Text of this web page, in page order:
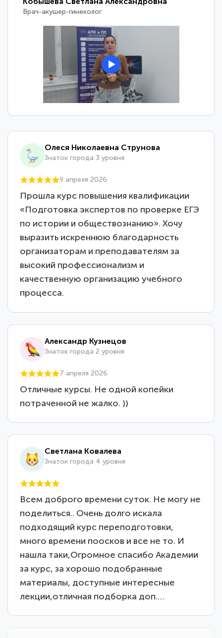
Врач-акушер-гинеколог
Олеся Николаевна Струнова
Знаток города 3 уровня
9 апреля 2026
Прошла курс повышения квалификации
«Подготовка экспертов по проверке ЕГЭ
по истории и обществознанию». Хочу
выразить искреннюю благодарность
организаторам и преподавателям за
высокий профессионализм и
качественную организацию учебного
процесса.
Александр Кузнецов
Знаток города 2 уровня
7 апреля 2026
Отличные курсы. Не одной копейки
потраченной не жалко. ))
Светлана Ковалева
Знаток города 4 уровня
Всем доброго времени суток. Не могу не
поделиться.. Очень долго искала
подходящий курс переподготовки,
много времени поосков и все не то. И
нашла таки,Огромное спасибо Академии
за курс, за хорошо подобранные
материалы, доступные интересные
лекции,отличная подборка доп.…